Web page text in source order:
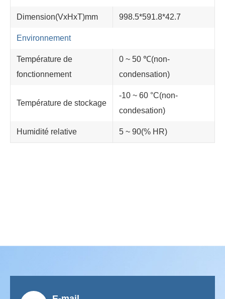
Dimension(VxHxT)mm 998.5*591.8*42.7
Environnement
Température de
fonctionnement
0 ~ 50 ℃(non-
condensation)
Température de stockage
-10 ~ 60 °C(non-
condesation)
Humidité relative 5 ~ 90(% HR)